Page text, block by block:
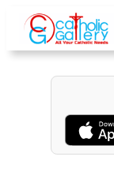
content